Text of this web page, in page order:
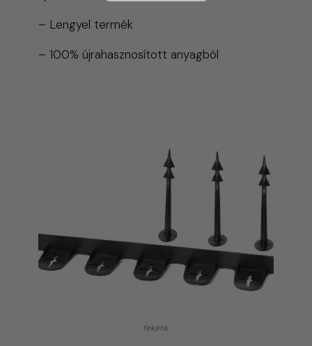
– Lengyel termék
– 100% újrahasznosított anyagból
fekete